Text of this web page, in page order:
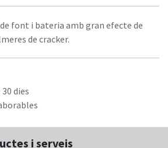
de font i bateria amb gran efecte de
de cracker.
dies
i serveis